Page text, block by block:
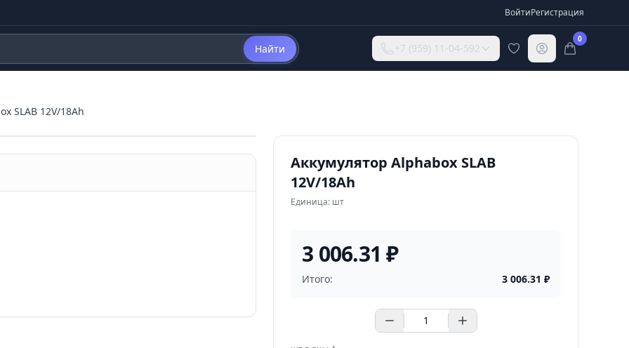
ВойтиРегистрация
Найти +7 (959) 11-04-592
0
SLAB 12V/18Аh
Аккумулятор Alphabox SLAB
12V/18Аh
Единица: шт
3 006.31 ₽
Итого: 3 006.31 ₽